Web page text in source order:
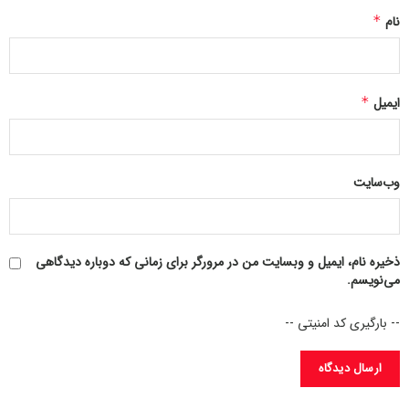
در بخشی از این نامه می‌خوانیم: «AST خطر برخوردهای احتمالی را
دست‌کم گرفته و فرض کرده ماهواره‌های غیر فعالش حتی در صورت
نادیده گرفتن ریسک جدی تعداد اشیایی که باید از برخورد با آن‌ها
نام*
ایمیل*
وب‌سایت
ذخیره نام، ایمیل و وبسایت من در مرورگر برای زمانی که دوباره دیدگاهی
می‌نویسم.
-- بارگیری کد امنیتی --